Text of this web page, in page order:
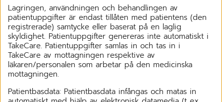
Lagringen, användningen och behandlingen av
patientuppgifter är endast tillåten med patientens (den
registrerade) samtycke eller baserat på en laglig
skyldighet. Patientuppgifter genereras inte automatiskt i
TakeCare. Patientuppgifter samlas in och tas in i
TakeCare av mottagningen respektive av
läkaren/personalen som arbetar på den medicinska
mottagningen.
Patientbasdata: Patientbasdata infångas och matas in